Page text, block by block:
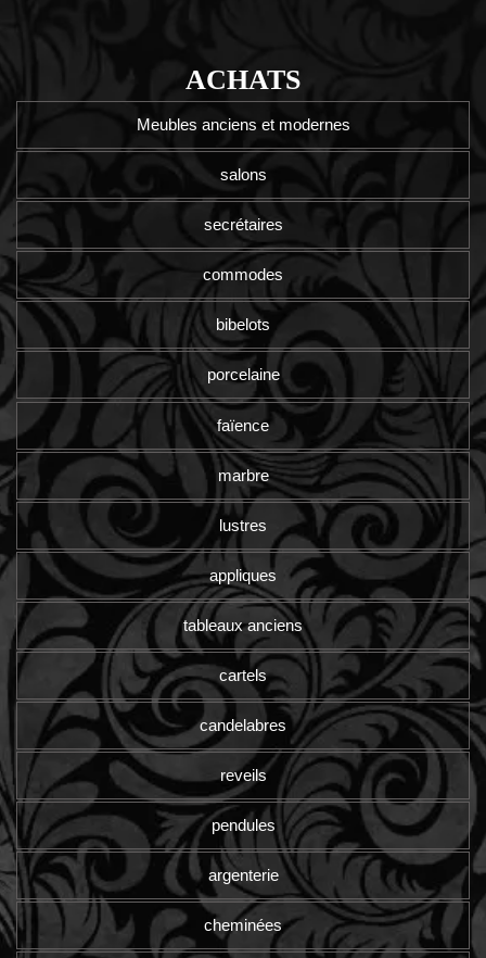
ACHATS
Meubles anciens et modernes
salons
secrétaires
commodes
bibelots
porcelaine
faïence
marbre
lustres
appliques
tableaux anciens
cartels
candelabres
reveils
pendules
argenterie
cheminées